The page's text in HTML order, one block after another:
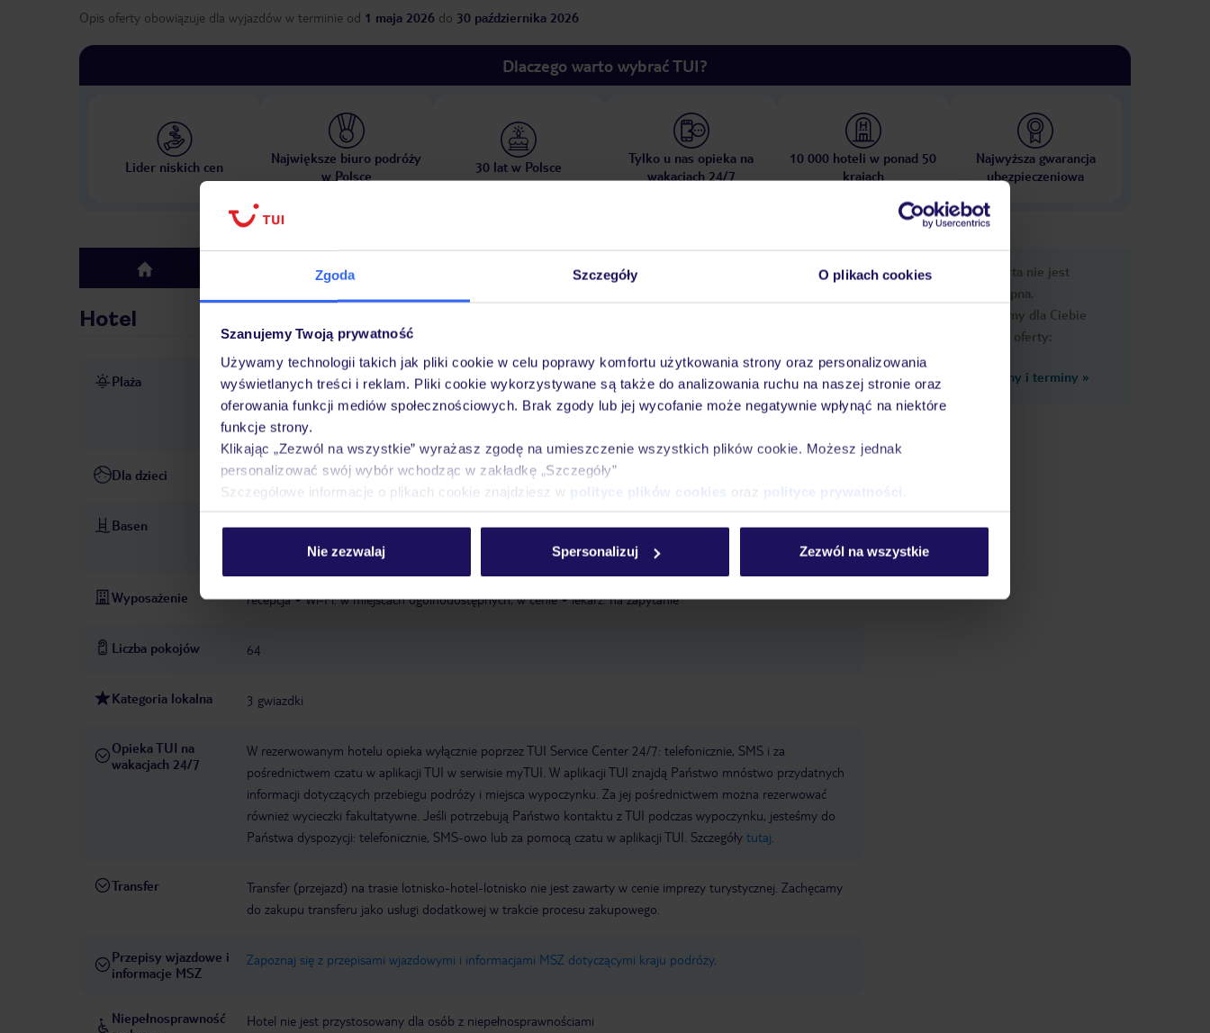
Zgoda Szczegóły O plikach cookies
Szanujemy Twoją prywatność
Używamy technologii takich jak pliki cookie w celu poprawy komfortu użytkowania strony oraz personalizowania
wyświetlanych treści i reklam. Pliki cookie wykorzystywane są także do analizowania ruchu na naszej stronie oraz
oferowania funkcji mediów społecznościowych. Brak zgody lub jej wycofanie może negatywnie wpłynąć na niektóre
funkcje strony.
Klikając „Zezwól na wszystkie” wyrażasz zgodę na umieszczenie wszystkich plików cookie. Możesz jednak
personalizować swój wybór wchodząc w zakładkę „Szczegóły”
Szczegółowe informacje o plikach cookie znajdziesz w polityce plików cookies oraz polityce prywatności
Nie zezwalaj Spersonalizuj Zezwól na wszystkie
Opis oferty obowiązuje dla wyjazdów w terminie od 1 maja 2026 do 30 października 2026
Dlaczego warto wybrać TUI?
Lider niskich cen
Największe biuro podróży
w Polsce
30 lat w Polsce
Tylko u nas opieka na
wakacjach 24/7
10 000 hoteli w ponad 50
krajach
Najwyższa gwarancja
ubezpieczeniowa
top Wyżywienie Ważne informacje
Hotel
Plaża ok. 400 m od plaży piaszczysta
leżaki za opłatą, dostępność nie jest gwarantowana, zależna od decyzji
hotelu lub dostawcy zewnętrznego
parasole za opłatą, dostępność nie jest gwarantowana, zależna od decyzji
hotelu lub dostawcy zewnętrznego
Dla dzieci wydzielona część basenu dla dzieci
Basen basen zewnętrzny z wydzieloną częścią basenu dla dzieci leżaki: w cenie, parasole: w cenie
aquapark: ok. 2
km od hotelu, za opłatą
Wyposażenie recepcja Wi-Fi: w miejscach ogólnodostępnych, w cenie lekarz: na zapytanie
Liczba pokojów 64
Kategoria lokalna 3 gwiazdki
Opieka TUI na
wakacjach 24/7
W rezerwowanym hotelu opieka wyłącznie poprzez TUI Service Center 24/7: telefonicznie, SMS i za
pośrednictwem czatu w aplikacji TUI w serwisie myTUI. W aplikacji TUI znajdą Państwo mnóstwo przydatnych
informacji dotyczących przebiegu podróży i miejsca wypoczynku. Za jej pośrednictwem można rezerwować
również wycieczki fakultatywne. Jeśli potrzebują Państwo kontaktu z TUI podczas wypoczynku, jesteśmy do
Państwa dyspozycji: telefonicznie, SMS-owo lub za pomocą czatu w aplikacji TUI. Szczegóły tutaj
Transfer
Transfer (przejazd) na trasie lotnisko-hotel-lotnisko nie jest zawarty w cenie imprezy turystycznej. Zachęcamy
do zakupu transferu jako usługi dodatkowej w trakcie procesu zakupowego.
Przepisy wjazdowe i
informacje MSZ
Zapoznaj się z przepisami wjazdowymi i informacjami MSZ dotyczącymi kraju podróży.
Niepełnosprawność
Hotel nie jest przystosowany dla osób z niepełnosprawnościami
Ups, ta oferta nie jest
dostępna.
Przygotowaliśmy dla Ciebie
podobne oferty:
Zobacz inne ceny i terminy »